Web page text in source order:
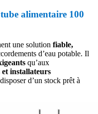
alimentaire 100
une solution fiable,
d’eau potable. Il
qu’aux
et installateurs
d’un stock prêt à